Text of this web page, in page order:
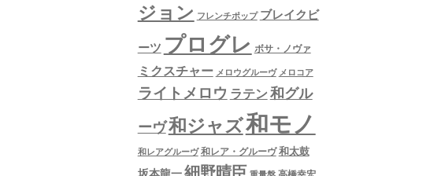
ジョン フレンチポップ ブレイクビ
ーツ プログレ ボサ・ノヴァ
ミクスチャー メロウグルーヴ メロコア
ライトメロウ ラテン 和グル
ーヴ和ジャズ和モノ
和レアグルーヴ 和レア・グルーヴ 和太鼓